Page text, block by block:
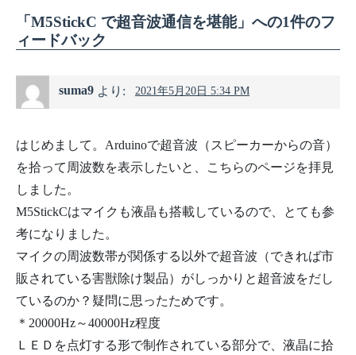
「M5StickC で超音波通信を堪能」への1件のフ
ィードバック
suma9 より: 2021年5月20日 5:34 PM
はじめまして。Arduinoで超音波（スピーカーからの音）
を拾って周波数を表示したいと、こちらのページを拝見
しました。
M5StickCはマイクも液晶も搭載しているので、とても参
考になりました。
マイクの周波数帯が関係する以外で超音波（できれば市
販されている害獣除け製品）がしっかりと超音波をだし
ているのか？疑問に思ったためです。
＊20000Hz～40000Hz程度
ＬＥＤを点灯する形で制作されている部分で、液晶に拾